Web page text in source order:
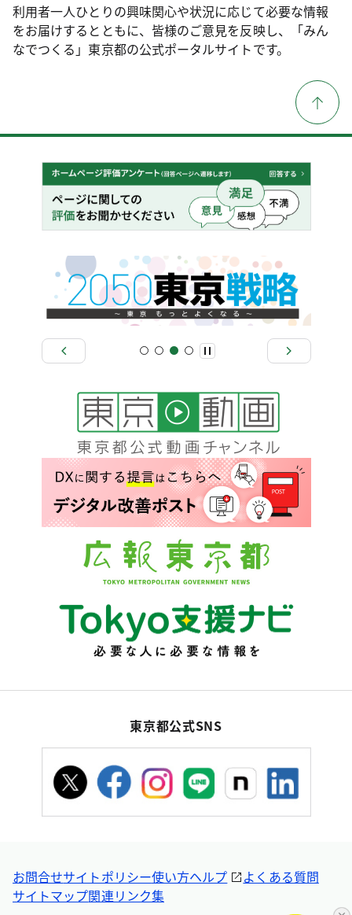
利用者一人ひとりの興味関心や状況に応じて必要な情報
をお届けするとともに、皆様のご意見を反映し、「みん
なでつくる」東京都の公式ポータルサイトです。
東京都公式SNS
お問合せサイトポリシー使い方ヘルプ
よくある質問
サイトマップ関連リンク集